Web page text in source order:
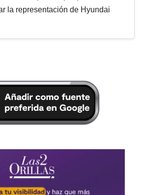
la representación de Hyundai